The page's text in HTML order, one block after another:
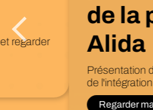
de la
Alida
Présentation de l'assistant
de l'intégration de Figma
Regarder maintenant